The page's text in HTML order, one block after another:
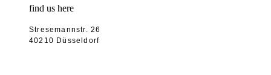
find us here
Stresemannstr. 26
40210 Düsseldorf